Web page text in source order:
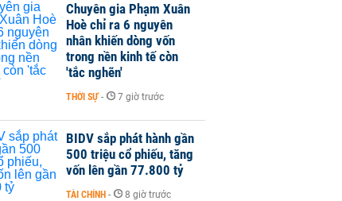
Chuyên gia Phạm Xuân
Hoè chỉ ra 6 nguyên
nhân khiến dòng vốn
trong nền kinh tế còn
'tắc nghẽn'
THỜI SỰ - 7 giờ trước
BIDV sắp phát hành gần
500 triệu cổ phiếu, tăng
vốn lên gần 77.800 tỷ
TÀI CHÍNH - 8 giờ trước